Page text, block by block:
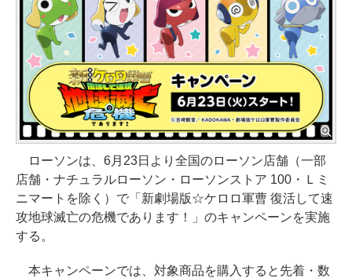
ローソンは、6月23日より全国のローソン店舗（一部
店舗・ナチュラルローソン・ローソンストア 100・Ｌミ
ニマートを除く）で「新劇場版☆ケロロ軍曹 復活して速
攻地球滅亡の危機であります！」のキャンペーンを実施
する。
本キャンペーンでは、対象商品を購入すると先着・数